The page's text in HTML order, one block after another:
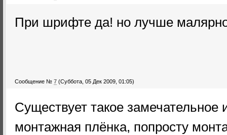
При шрифте да! но лучше
Сообщение № 7 (Суббота, 05 Дек 2009, 01:05)
Существует такое замечательное
монтажная плёнка, попросту